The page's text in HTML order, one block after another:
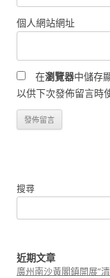
個人網站網址
在瀏覽器中儲存
以供下次發佈留言時
搜尋
近期文章
廣州南沙黃閣鎮開展“